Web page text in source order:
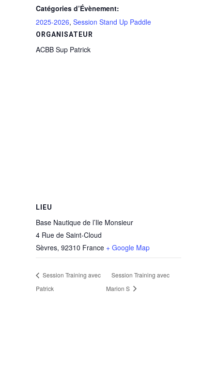
Catégories d’Évènement:
2025-2026, Session Stand Up Paddle
ORGANISATEUR
ACBB Sup Patrick
LIEU
Base Nautique de l’Ile Monsieur
4 Rue de Saint-Cloud
Sèvres, 92310 France + Google Map
Session Training avec
Patrick
Session Training avec
Marion S